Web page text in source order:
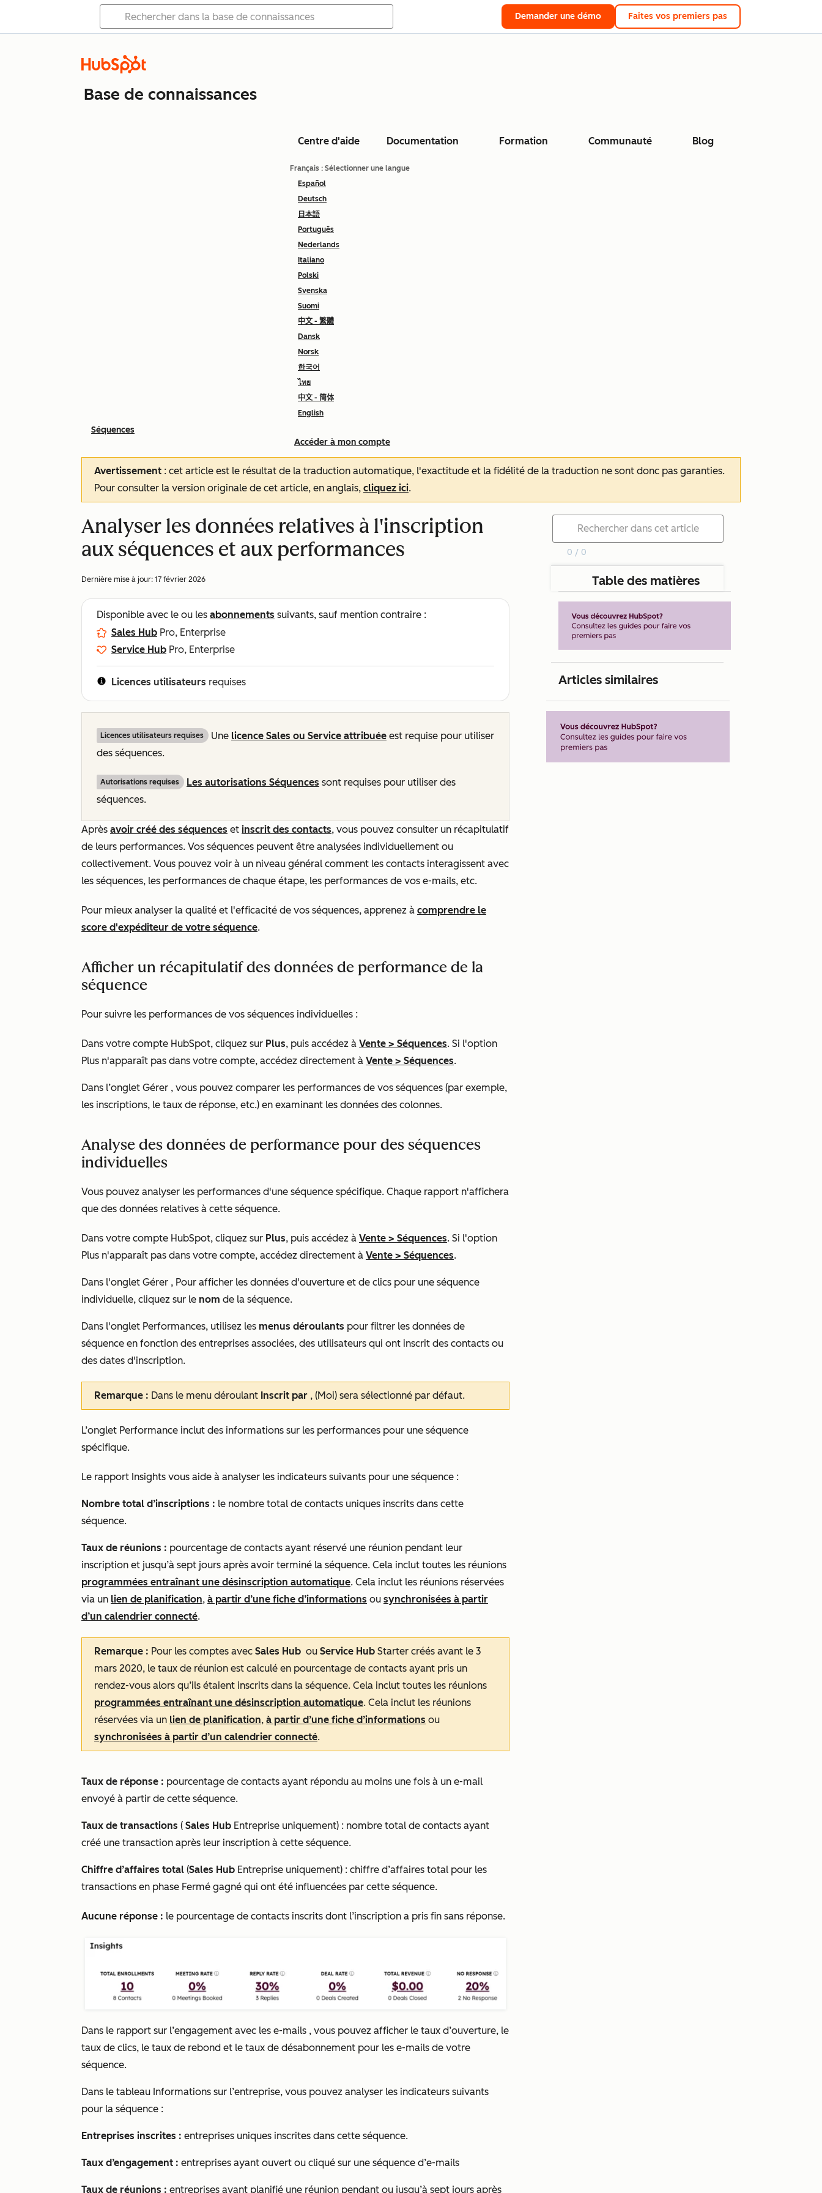
Demander une démo Faites vos premiers pas
Base de connaissances
Centre d'aide Documentation Formation Communauté Blog
Français : Sélectionner une langue
Español
Deutsch
日本語
Português
Nederlands
Italiano
Polski
Svenska
Suomi
中文 - 繁體
Dansk
Norsk
한국어
ไทย
中文 - 简体
English
Accéder à mon compte
Séquences
Avertissement : cet article est le résultat de la traduction automatique, l'exactitude et la fidélité de la traduction ne sont donc pas garanties.
Pour consulter la version originale de cet article, en anglais, cliquez ici.
Analyser les données relatives à l'inscription
aux séquences et aux performances
Dernière mise à jour: 17 février 2026
Disponible avec le ou les abonnements suivants, sauf mention contraire :
Sales Hub Pro, Enterprise
Service Hub Pro, Enterprise
Licences utilisateurs requises
Licences utilisateurs requises Une licence Sales ou Service attribuée est requise pour utiliser
des séquences.
Autorisations requises Les autorisations Séquences sont requises pour utiliser des
séquences.
Après avoir créé des séquences et inscrit des contacts, vous pouvez consulter un récapitulatif
de leurs performances. Vos séquences peuvent être analysées individuellement ou
collectivement. Vous pouvez voir à un niveau général comment les contacts interagissent avec
les séquences, les performances de chaque étape, les performances de vos e-mails, etc.
Pour mieux analyser la qualité et l'efficacité de vos séquences, apprenez à comprendre le
score d'expéditeur de votre séquence.
Afficher un récapitulatif des données de performance de la
séquence
Pour suivre les performances de vos séquences individuelles :
Dans votre compte HubSpot, cliquez sur Plus, puis accédez à Vente > Séquences. Si l'option
Plus n'apparaît pas dans votre compte, accédez directement à Vente > Séquences.
Dans l’onglet Gérer , vous pouvez comparer les performances de vos séquences (par exemple,
les inscriptions, le taux de réponse, etc.) en examinant les données des colonnes.
Analyse des données de performance pour des séquences
individuelles
Vous pouvez analyser les performances d'une séquence spécifique. Chaque rapport n'affichera
que des données relatives à cette séquence.
Dans votre compte HubSpot, cliquez sur Plus, puis accédez à Vente > Séquences. Si l'option
Plus n'apparaît pas dans votre compte, accédez directement à Vente > Séquences.
Dans l'onglet Gérer , Pour afficher les données d'ouverture et de clics pour une séquence
individuelle, cliquez sur le nom de la séquence.
Dans l'onglet Performances, utilisez les menus déroulants pour filtrer les données de
séquence en fonction des entreprises associées, des utilisateurs qui ont inscrit des contacts ou
des dates d'inscription.
Remarque : Dans le menu déroulant Inscrit par , (Moi) sera sélectionné par défaut.
L’onglet Performance inclut des informations sur les performances pour une séquence
spécifique.
Le rapport Insights vous aide à analyser les indicateurs suivants pour une séquence :
Nombre total d’inscriptions : le nombre total de contacts uniques inscrits dans cette
séquence.
Taux de réunions : pourcentage de contacts ayant réservé une réunion pendant leur
inscription et jusqu’à sept jours après avoir terminé la séquence. Cela inclut toutes les réunions
programmées entraînant une désinscription automatique. Cela inclut les réunions réservées
via un lien de planification, à partir d’une fiche d’informations ou synchronisées à partir
d’un calendrier connecté.
Remarque : Pour les comptes avec Sales Hub ou Service Hub Starter créés avant le 3
mars 2020, le taux de réunion est calculé en pourcentage de contacts ayant pris un
rendez-vous alors qu’ils étaient inscrits dans la séquence. Cela inclut toutes les réunions
programmées entraînant une désinscription automatique. Cela inclut les réunions
réservées via un lien de planification, à partir d’une fiche d’informations ou
synchronisées à partir d’un calendrier connecté.
Taux de réponse : pourcentage de contacts ayant répondu au moins une fois à un e-mail
envoyé à partir de cette séquence.
Taux de transactions ( Sales Hub Entreprise uniquement) : nombre total de contacts ayant
créé une transaction après leur inscription à cette séquence.
Chiffre d’affaires total (Sales Hub Entreprise uniquement) : chiffre d’affaires total pour les
transactions en phase Fermé gagné qui ont été influencées par cette séquence.
Aucune réponse : le pourcentage de contacts inscrits dont l’inscription a pris fin sans réponse.
Dans le rapport sur l’engagement avec les e-mails , vous pouvez afficher le taux d’ouverture, le
taux de clics, le taux de rebond et le taux de désabonnement pour les e-mails de votre
séquence.
Dans le tableau Informations sur l’entreprise, vous pouvez analyser les indicateurs suivants
pour la séquence :
Entreprises inscrites : entreprises uniques inscrites dans cette séquence.
Taux d’engagement : entreprises ayant ouvert ou cliqué sur une séquence d’e-mails
Taux de réunions : entreprises ayant planifié une réunion pendant ou jusqu’à sept jours après
0 / 0
Table des matières
Articles similaires